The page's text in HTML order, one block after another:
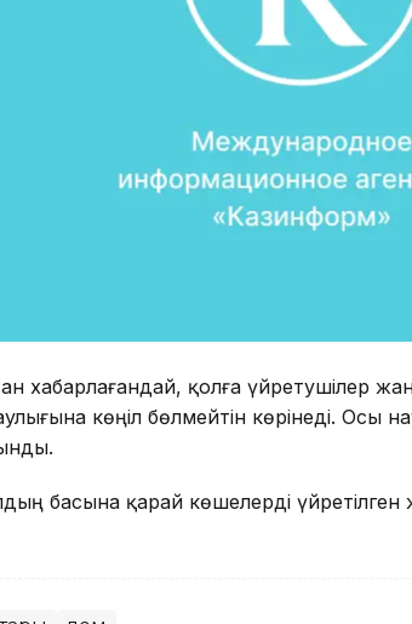
тан хабарлағандай, қолға үйретушілер
көңіл бөлмейтін көрінеді. Осы
басына қарай көшелерді